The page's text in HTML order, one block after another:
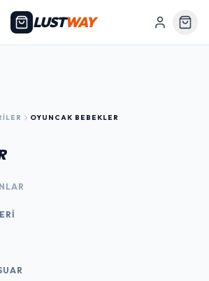
LUSTWAY
OYUNCAK BEBEKLER